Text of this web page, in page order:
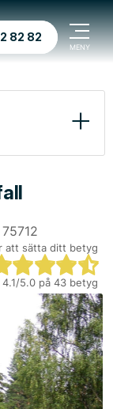
82 82
75712
att sätta ditt betyg
4.1/5.0 på 43 betyg